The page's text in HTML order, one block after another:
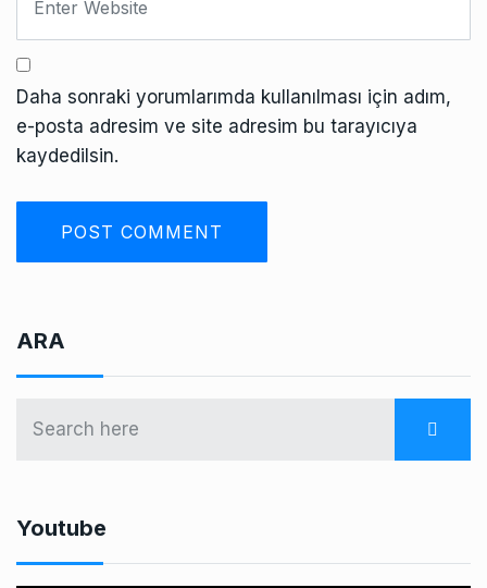
Daha sonraki yorumlarımda kullanılması için adım,
e-posta adresim ve site adresim bu tarayıcıya
kaydedilsin.
ARA
Youtube